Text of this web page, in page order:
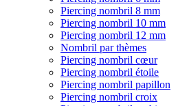
Piercing nombril 8 mm
Piercing nombril 10 mm
Piercing nombril 12 mm
Nombril par thèmes
Piercing nombril cœur
Piercing nombril étoile
Piercing nombril papillon
Piercing nombril croix